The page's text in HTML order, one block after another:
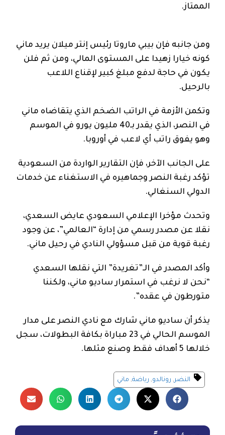
الممتاز.
ومن جانبه فإن بيبي ماروتا رئيس إنتر ميلان يريد ماني
كونه خيارا زهيدا على المستوى المالي، ومن ثم فلن
يكون في حاجة لدفع مبلغ كبير لإقناع اللاعب
بالرحيل.
وتكمن الأزمة في الراتب الضخم الذي يتقاضاه ماني
في النصر، الذي يقدر بـ40 مليون يورو في الموسم
وهو يفوق راتب أي لاعب في أوروبا.
على الجانب الآخر، فإن التقارير الواردة من السعودية
تؤكد رغبة النصر وجماهيره في الاستغناء عن خدمات
الدولي السنغالي.
وتحدث مؤخرا الإعلامي السعودي عايض السعدي،
نقلا عن مصدر رسمي من إدارة “العالمي”، عن وجود
رغبة قوية من قبل مسؤولي النادي في رحيل ماني.
وأكد المصدر في الـ”تغريدة” التي نقلها السعدي
“نحن لا نرغب في استمرار ساديو ماني، ولكننا
متورطون في عقده”.
يذكر أن ساديو ماني شارك مع نادي النصر على مدار
الموسم الحالي في 23 مباراة بكافة البطولات، سجل
خلالها 5 أهداف فقط وصنع مثلها.
النضر, رونالدو, رياضة, ماني